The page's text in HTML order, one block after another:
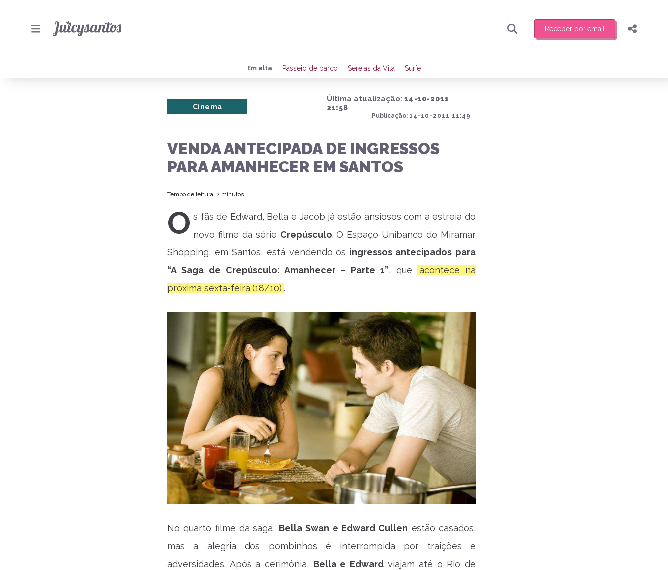
Receber por email
Preencha seus dados para receber toda sexta-feira de manhã o resumo
de eventos e notícias da região.
Compartilhar
Em alta Passeio de barco Sereias da Vila Surfe
Última atualização: 14-10-2011
21:58
Publicação: 14-10-2011 11:49
Cinema
VENDA ANTECIPADA DE INGRESSOS
PARA AMANHECER EM SANTOS
Tempo de leitura: 2 minutos
O s fãs de Edward, Bella e Jacob já estão ansiosos com a estreia do
novo filme da série Crepúsculo. O Espaço Unibanco do Miramar
Shopping, em Santos, está vendendo os ingressos antecipados para
“A Saga de Crepúsculo: Amanhecer – Parte 1”, que
acontece na
próxima sexta-feira (18/10) .
No quarto filme da saga, Bella Swan e Edward Cullen estão casados,
mas a alegria dos pombinhos é interrompida por traições e
adversidades. Após a cerimônia, Bella e Edwardviajam até o Rio de